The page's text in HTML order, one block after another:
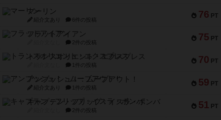
76 PT
マーリン
紹介文あり 6件の投稿
75 PT
フラットアイアン
2件の投稿
70 PT
トランスオリエント・エクスプレス
1件の投稿
59 PT
アンブッシュ！：ムーブアウト！
紹介文あり 1件の投稿
51 PT
キャプテン・フリップ：イスラ・ボンバ
2件の投稿